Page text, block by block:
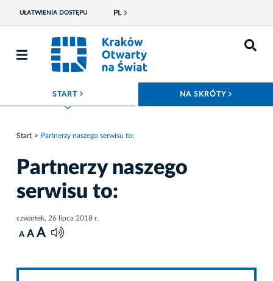
UŁATWIENIA DOSTĘPU PL
START ROZWIŃ MENU NA SKRÓTY
Start Partnerzy naszego serwisu to:
Partnerzy naszego
serwisu to:
czwartek, 26 lipca 2018 r.
A A A